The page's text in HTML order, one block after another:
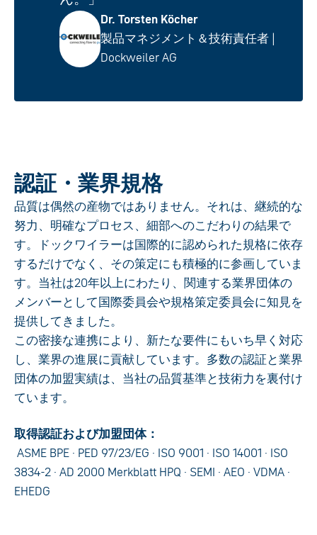
Dr. Torsten Köcher
製品マネジメント＆技術責任者 |
Dockweiler AG
認証・業界規格
品質は偶然の産物ではありません。それは、継続的な
努力、明確なプロセス、細部へのこだわりの結果で
す。ドックワイラーは国際的に認められた規格に依存
するだけでなく、その策定にも積極的に参画していま
す。当社は20年以上にわたり、関連する業界団体の
メンバーとして国際委員会や規格策定委員会に知見を
提供してきました。
この密接な連携により、新たな要件にもいち早く対応
し、業界の進展に貢献しています。多数の認証と業界
団体の加盟実績は、当社の品質基準と技術力を裏付け
ています。
取得認証および加盟団体：
ASME BPE · PED 97/23/EG · ISO 9001 · ISO 14001 · ISO
3834-2 · AD 2000 Merkblatt HPQ · SEMI · AEO · VDMA ·
EHEDG